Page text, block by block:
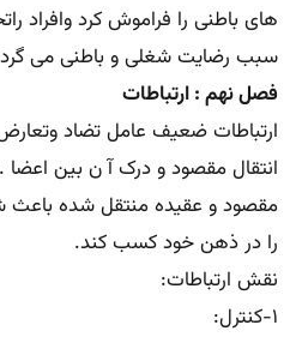
های باطنی را فراموش کرد وافراد
سبب رضایت شغلی و باطنی می
فصل نهم : ارتباطات
ارتباطات ضعیف عامل تضاد
انتقال مقصود و درک آ ن بین اعضا
مقصود و عقیده منتقل شده باعث
را در ذهن خود کسب کند.
نقش ارتباطات:
۱-کنترل: